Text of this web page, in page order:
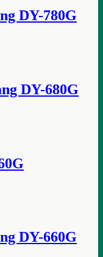
DY-780G
DY-680G
DY-660G